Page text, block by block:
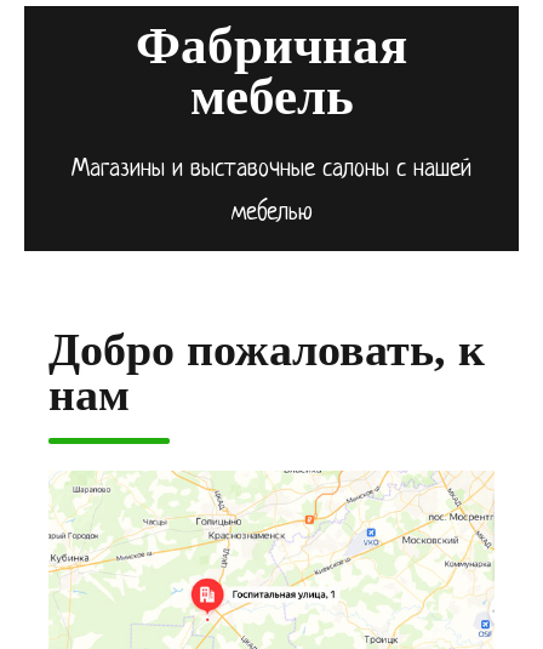
Фабричная
мебель
Магазины и выставочные салоны с нашей
мебелью
Добро пожаловать, к
нам